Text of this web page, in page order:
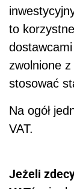
to
zwolnione
stosować
Na ogół
VAT.
Jeżeli